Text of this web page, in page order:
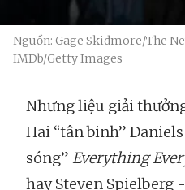
Nguồn: Gage Skidmore/The
IMDb/Getty Images
Nhưng liệu giải
Hai “tân binh”
sóng” Everything
hay Steven Spielberg